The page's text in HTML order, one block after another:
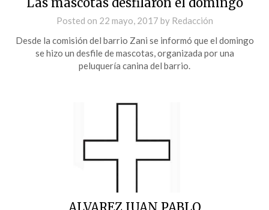
Posted on 22 mayo, 2017 by Redacción
Desde la comisión del barrio Zani se informó que el domingo
se hizo un desfile de mascotas, organizada por una
peluquería canina del barrio.